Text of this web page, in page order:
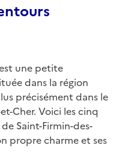
une petite
dans la région
précisément dans le
Cher. Voici les cinq
Saint-Firmin-des-
propre charme et ses